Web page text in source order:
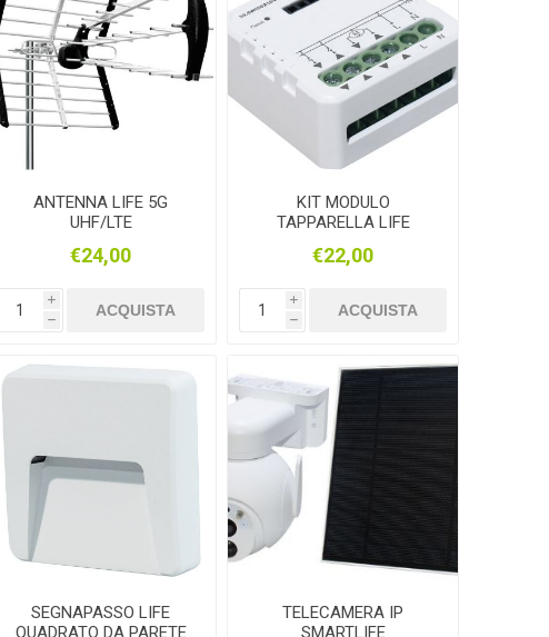
ANTENNA LIFE 5G
UHF/LTE
€24,00
i
h
ACQUISTA
KIT MODULO
TAPPARELLA LIFE
€22,00
i
h
ACQUISTA
SEGNAPASSO LIFE
QUADRATO DA PARETE
TELECAMERA IP
SMARTLIFE